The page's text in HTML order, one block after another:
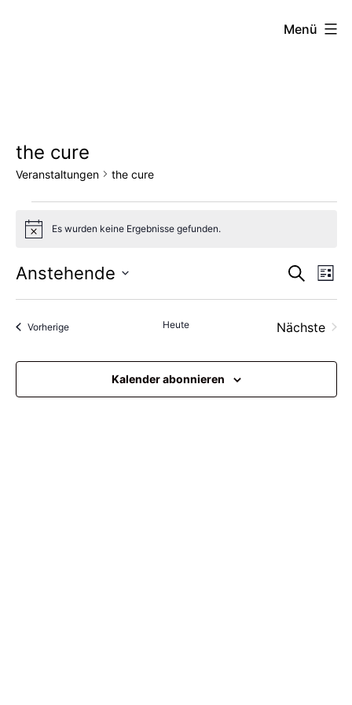
Menü
the cure
Veranstaltungen the cure
Veranstaltungen
HinweisEs wurden keine Ergebnisse gefunden.
SucheListe
Anstehende
Datum
wählen.
VorherigeVeranstaltungen Heute
Nächste
Kalender abonnieren